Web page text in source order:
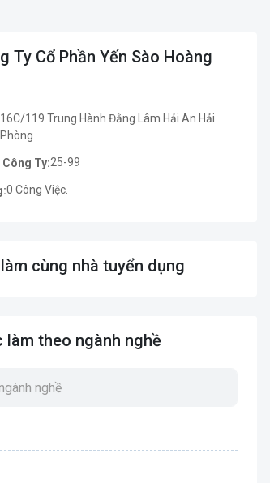
Ty Cổ Phần Yến Sào Hoàng
16C/119 Trung Hành Đằng Lâm Hải An Hải
Phòng
Công Ty:25-99
0 Công Việc.
cùng nhà tuyển dụng
làm theo ngành nghề